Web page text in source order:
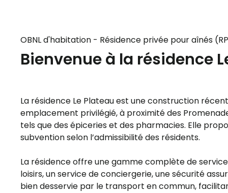
OBNL d'habitation - Résidence privée pour aînés
Bienvenue à la résidence
La résidence Le Plateau est une construction
emplacement privilégié, à proximité des
tels que des épiceries et des pharmacies. Elle
subvention selon l’admissibilité des résidents.
La résidence offre une gamme complète de
loisirs, un service de conciergerie, une sécurité
bien desservie par le transport en commun,